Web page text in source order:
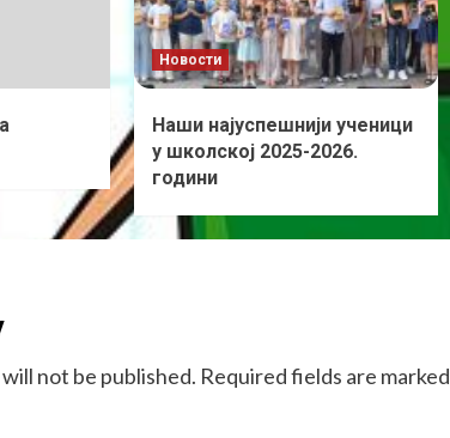
Новости
Наши најуспешнији ученици
у школској 2025-2026.
години
not be published. Required fields are marked